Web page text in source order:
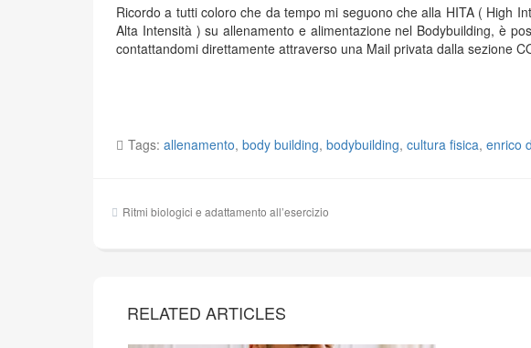
Ricordo a tutti coloro che da tempo mi seguono che alla HITA ( High
Alta Intensità ) su allenamento e alimentazione nel Bodybuilding, è
contattandomi direttamente attraverso una Mail privata dalla sezione
Tags: allenamento, body building, bodybuilding, cultura fisica, enrico
Navigazione
Ritmi biologici e adattamento all’esercizio
RELATED ARTICLES